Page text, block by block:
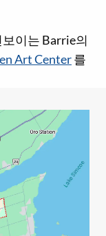
이는 Barrie의
Art Center를